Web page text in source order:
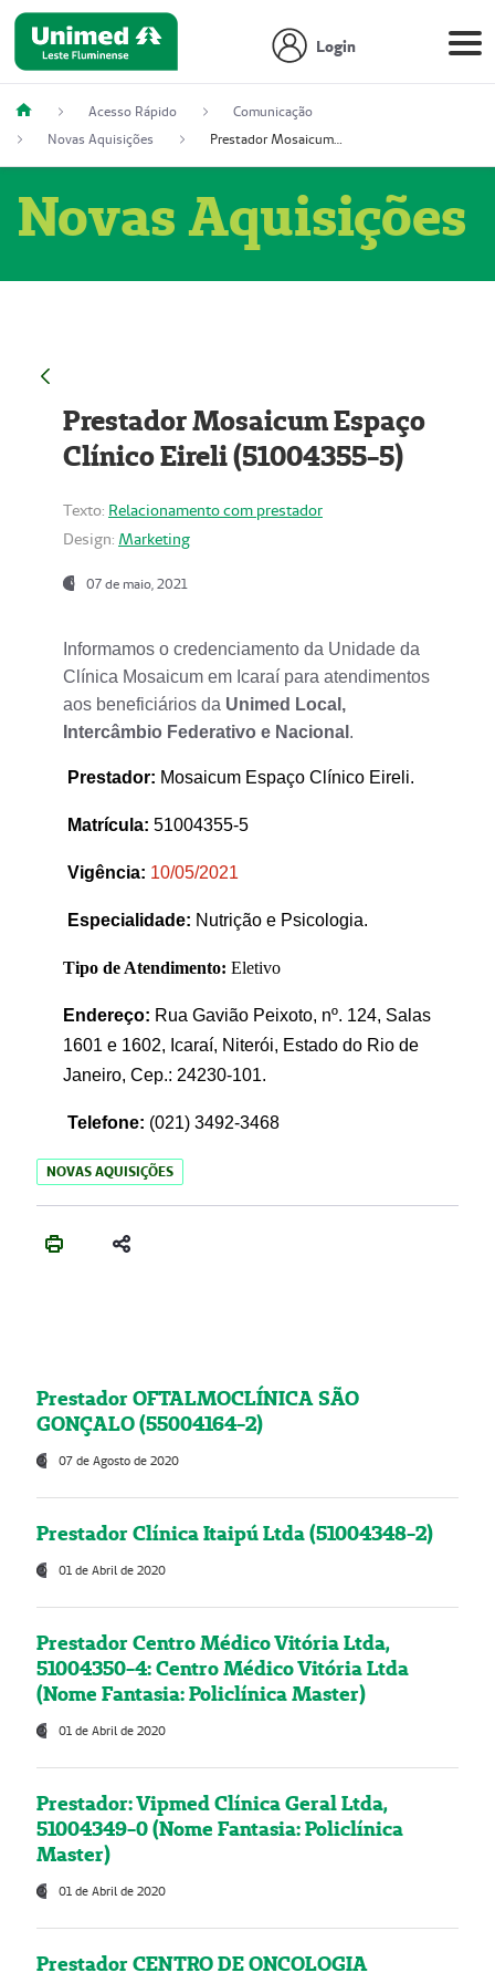
Login
Acesso Rápido
Comunicação
Novas Aquisições
Prestador Mosaicum Espaço Clínico Eireli (51004355-5)
Novas Aquisições
Prestador Mosaicum Espaço
Clínico Eireli (51004355-5)
Texto: Relacionamento com prestador
Design: Marketing
07 de maio, 2021
Informamos o credenciamento da Unidade da
Clínica Mosaicum em Icaraí para atendimentos
aos beneficiários da Unimed Local,
Intercâmbio Federativo e Nacional .
Prestador: Mosaicum Espaço Clínico Eireli.
Matrícula: 51004355-5
Vigência: 10/05/2021
Especialidade: Nutrição e Psicologia.
Tipo de Atendimento: Eletivo
Endereço: Rua Gavião Peixoto, nº. 124, Salas
1601 e 1602, Icaraí, Niterói, Estado do Rio de
Janeiro, Cep.: 24230-101.
Telefone: (021) 3492-3468
NOVAS AQUISIÇÕES
Prestador OFTALMOCLÍNICA SÃO
GONÇALO (55004164-2)
07 de Agosto de 2020
Prestador Clínica Itaipú Ltda (51004348-2)
01 de Abril de 2020
Prestador Centro Médico Vitória Ltda,
51004350-4: Centro Médico Vitória Ltda
(Nome Fantasia: Policlínica Master)
01 de Abril de 2020
Prestador: Vipmed Clínica Geral Ltda,
51004349-0 (Nome Fantasia: Policlínica
Master)
01 de Abril de 2020
Prestador CENTRO DE ONCOLOGIA